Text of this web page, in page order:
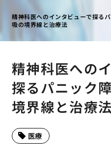
精神科医へのインタビューで探る
吸の境界線と治療法
精神科医への
探るパニック
境界線と治療法
医療